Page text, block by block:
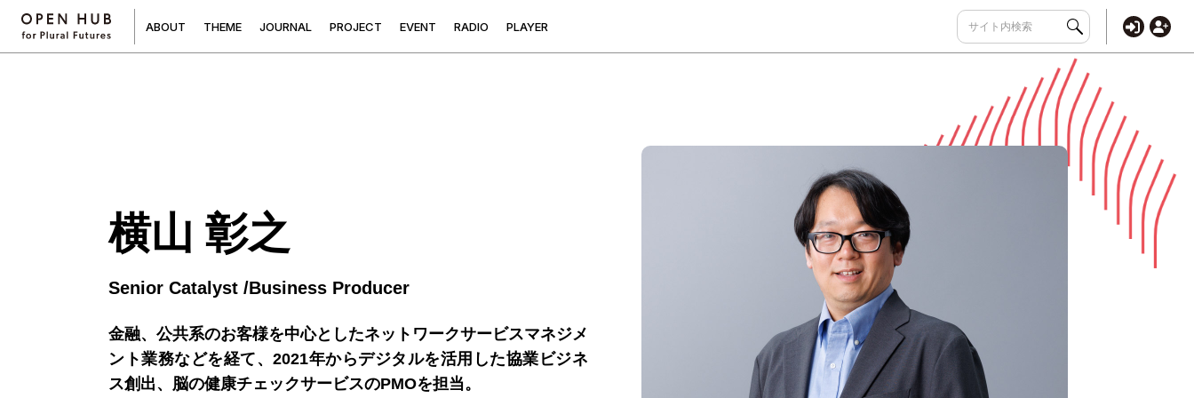
ABOUT THEME JOURNAL PROJECT EVENT RADIO PLAYER
横山 彰之
Senior Catalyst /Business Producer
金融、公共系のお客様を中心としたネットワークサービスマネジメ
ント業務などを経て、2021年からデジタルを活用した協業ビジネ
ス創出、脳の健康チェックサービスのPMOを担当。